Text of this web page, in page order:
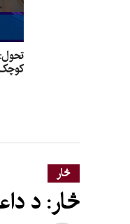
څار
څار: د